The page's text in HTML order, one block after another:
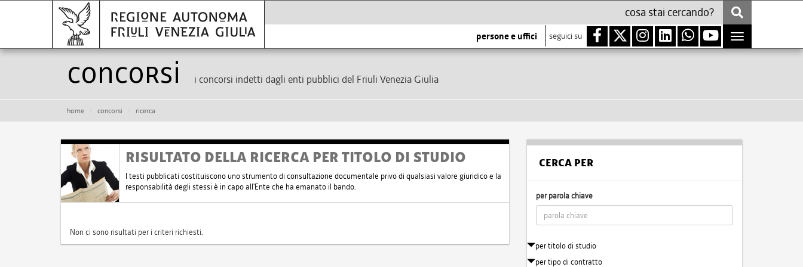
persone e uffici seguici su
Toggle
navigation
Concorsi i concorsi indetti dagli enti pubblici del Friuli Venezia Giulia
home concorsi ricerca
RISULTATO DELLA RICERCA PER TITOLO DI STUDIO
I testi pubblicati costituiscono uno strumento di consultazione documentale privo di qualsiasi valore giuridico e la
responsabilità degli stessi è in capo all'Ente che ha emanato il bando.
Non ci sono risultati per i criteri richiesti.
CERCA PER
per parola chiave
per titolo di studio
per tipo di contratto